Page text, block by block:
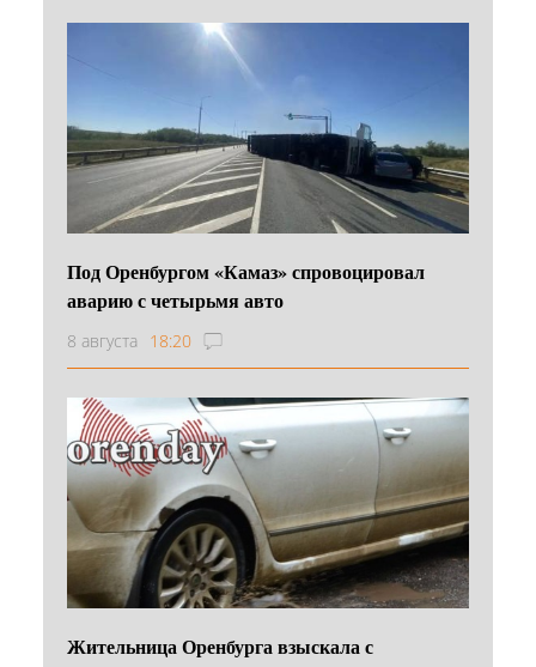
Под Оренбургом «Камаз» спровоцировал
аварию с четырьмя авто
8 августа 18:20
Жительница Оренбурга взыскала с